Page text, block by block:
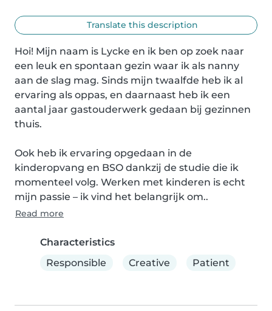
Translate this description
Hoi! Mijn naam is Lycke en ik ben op zoek naar
een leuk en spontaan gezin waar ik als nanny
aan de slag mag. Sinds mijn twaalfde heb ik al
ervaring als oppas, en daarnaast heb ik een
aantal jaar gastouderwerk gedaan bij gezinnen
thuis.
Ook heb ik ervaring opgedaan in de
kinderopvang en BSO dankzij de studie die ik
momenteel volg. Werken met kinderen is echt
mijn passie – ik vind het belangrijk om..
Read more
Characteristics
Responsible
Creative Patient